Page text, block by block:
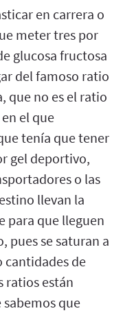
en carrera o
meter tres por
glucosa fructosa
del famoso ratio
que no es el ratio
el que
tenía que tener
gel deportivo,
o las
llevan la
para que lleguen
pues se saturan a
cantidades de
ratios están
que